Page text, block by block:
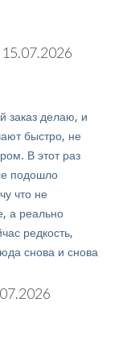
15.07.2026
заказ делаю, и
быстро, не
В этот раз
подошло
что не
а реально
редкость,
снова и снова